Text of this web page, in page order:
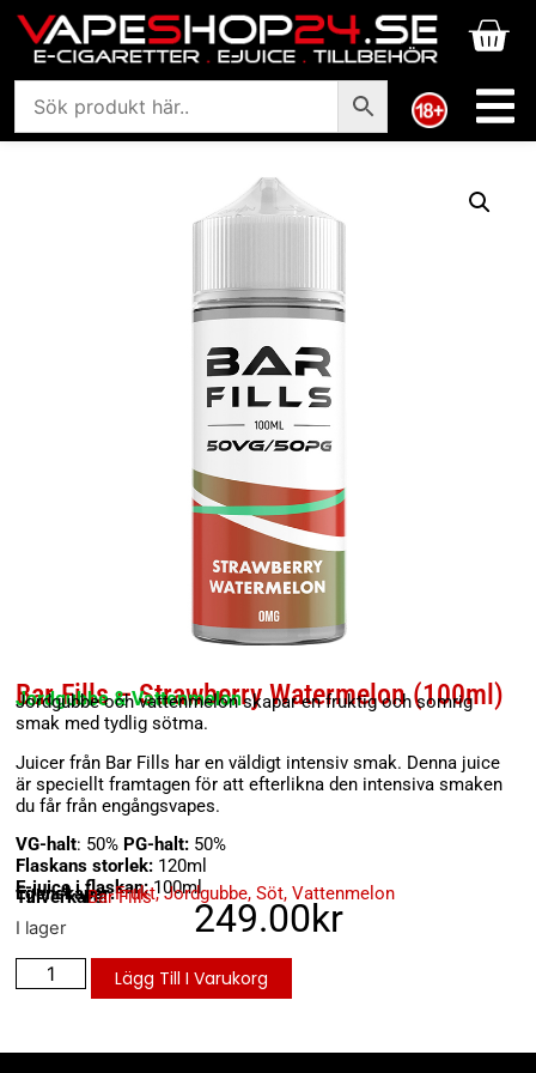
Bar Fills – Strawberry Watermelon (100ml)
Jordgubbe & Vattenmelon
Jordgubbe och vattenmelon skapar en fruktig och somrig
smak med tydlig sötma.
Juicer från Bar Fills har en väldigt intensiv smak. Denna juice
är speciellt framtagen för att efterlikna den intensiva smaken
du får från engångsvapes.
VG-halt: 50% PG-halt: 50%
Flaskans storlek: 120ml
E-juice i flaskan:100ml
Egenskaper:Frukt,Jordgubbe,Söt,Vattenmelon
Tillverkare:Bar Fills 249.00kr
I lager
Lägg Till I Varukorg